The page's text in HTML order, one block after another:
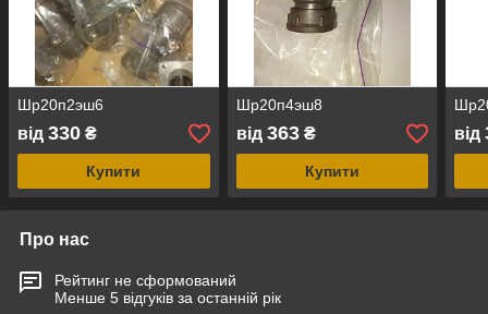
Шр20п2эш6
від 330 ₴
Купити
Шр20п4эш8
від 363₴
Купити
від
Про нас
Рейтинг не сформований
Менше 5 відгуків за останній рік